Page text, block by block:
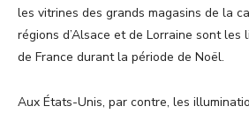
les vitrines des grands magasins de la
régions d’Alsace et de Lorraine sont les
de France durant la période de Noël.
Aux États-Unis, par contre, les